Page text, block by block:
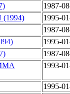
1987-
1995-
1987-
1995-
1987-
1993-
1995-